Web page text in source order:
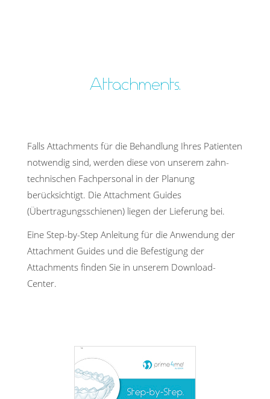
Attachments.
Falls Attachments für die Behandlung Ihres Patienten
notwendig sind, werden diese von unserem zahn­
tech­nischen Fachpersonal in der Planung
berücksichtigt. Die Attachment Guides
(Übertragungsschienen) liegen der Lieferung bei.
Eine Step-by-Step Anleitung für die Anwendung der
Attachment Guides und die Befestigung der
Attachments finden Sie in unserem Download-
Center.